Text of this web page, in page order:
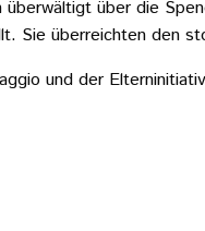
überwältigt über die
Sie überreichten den
und der